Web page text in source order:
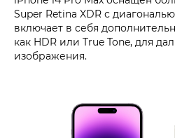
Super Retina XDR с
включает в себя
как HDR или True Tone, для
изображения.